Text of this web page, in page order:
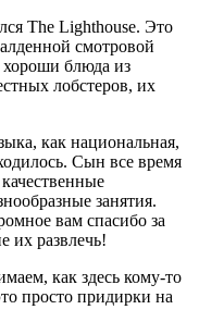
The Lighthouse. Это
смотровой
блюда из
лобстеров, их
как национальная,
Сын все время
занятия.
вам спасибо за
их развлечь!
как здесь кому-то
просто придирки на